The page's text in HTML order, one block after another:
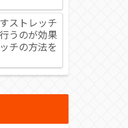
ストレッチ
うのが効果
チの方法を